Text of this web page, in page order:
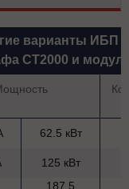
варианты ИБП
СТ2000 и
62.5 кВт
125 кВт
187.5